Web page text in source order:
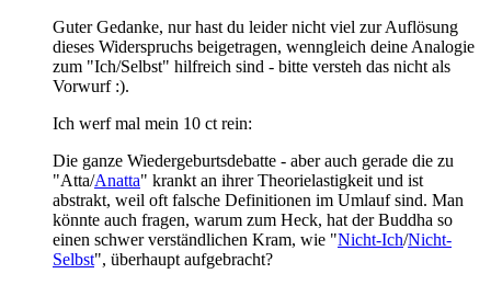
Guter Gedanke, nur hast du leider nicht viel zur Auflösung
dieses Widerspruchs beigetragen, wenngleich deine Analogie
zum "Ich/Selbst" hilfreich sind - bitte versteh das nicht als
Vorwurf :).
Ich werf mal mein 10 ct rein:
Die ganze Wiedergeburtsdebatte - aber auch gerade die zu
"Atta/Anatta" krankt an ihrer Theorielastigkeit und ist
abstrakt, weil oft falsche Definitionen im Umlauf sind. Man
könnte auch fragen, warum zum Heck, hat der Buddha so
einen schwer verständlichen Kram, wie "Nicht-Ich/Nicht-
Selbst", überhaupt aufgebracht?